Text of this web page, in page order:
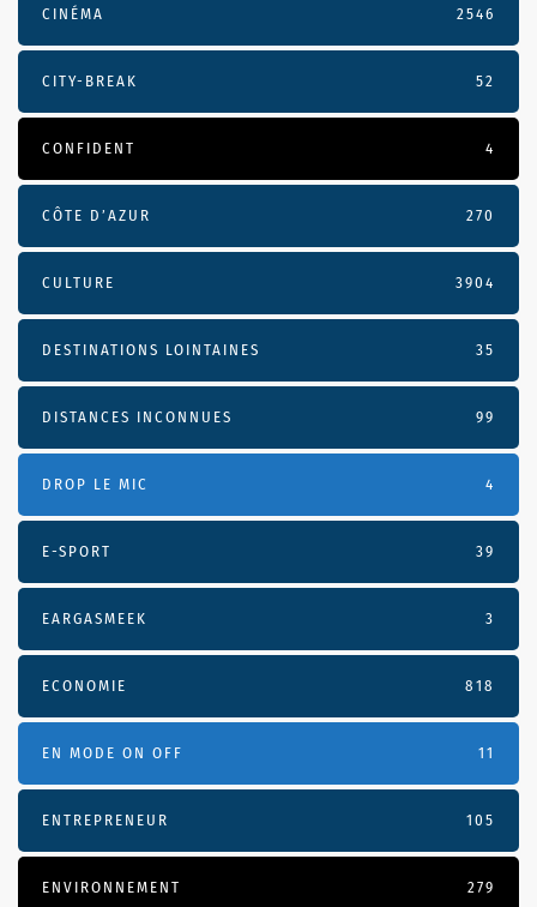
CINÉMA 2546
CITY-BREAK 52
CONFIDENT 4
CÔTE D’AZUR 270
CULTURE 3904
DESTINATIONS LOINTAINES 35
DISTANCES INCONNUES 99
DROP LE MIC 4
E-SPORT 39
EARGASMEEK 3
ECONOMIE 818
EN MODE ON OFF 11
ENTREPRENEUR 105
ENVIRONNEMENT 279